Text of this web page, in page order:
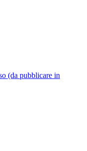
(da pubblicare in